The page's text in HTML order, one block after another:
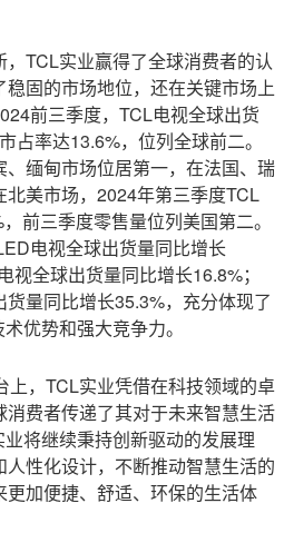
TCL实业赢得了全球消费者的认
固的市场地位，还在关键市场上
前三季度，TCL电视全球出货
占率达13.6%，位列全球前二。
缅甸市场位居第一，在法国、瑞
美市场，2024年第三季度TCL
前三季度零售量位列美国第二。
电视全球出货量同比增长
视全球出货量同比增长16.8%；
量同比增长35.3%，充分体现了
优势和强大竞争力。
，TCL实业凭借在科技领域的卓
费者传递了其对于未来智慧生活
将继续秉持创新驱动的发展理
性化设计，不断推动智慧生活的
加便捷、舒适、环保的生活体